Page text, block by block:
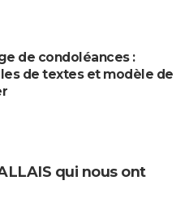
de condoléances :
de textes et modèle de
qui nous ont